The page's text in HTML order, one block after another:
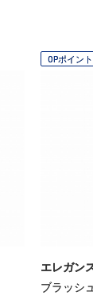
OPポイン
エレガン
ブラッシ